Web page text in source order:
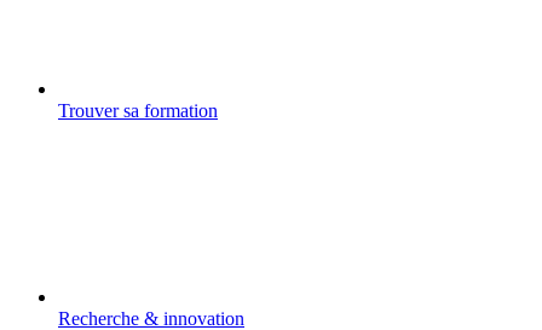
Trouver sa formation
Recherche & innovation